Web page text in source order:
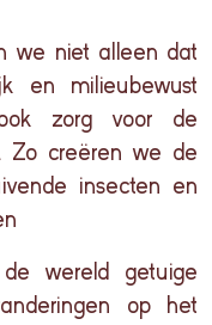
we niet alleen dat
en milieubewust
zorg voor de
Zo creëren we de
insecten en
wereld getuige
op het